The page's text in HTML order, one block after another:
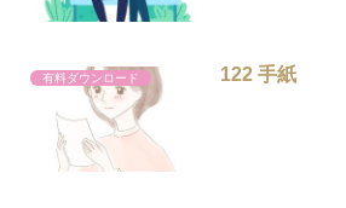
有料ダウンロード 122 手紙